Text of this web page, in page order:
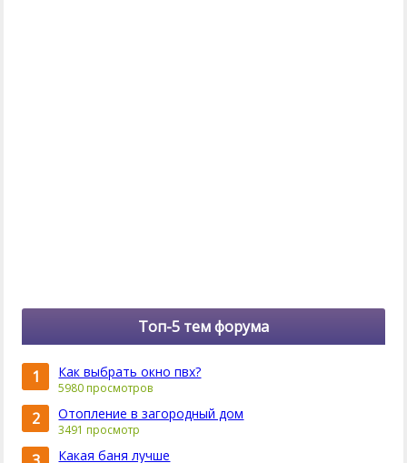
Топ-5 тем форума
1 Как выбрать окно пвх?
5980 просмотров
2 Отопление в загородный дом
3491 просмотр
Какая баня лучше